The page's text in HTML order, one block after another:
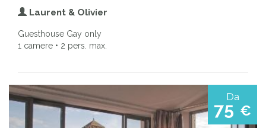
Laurent & Olivier
Guesthouse Gay only
1 camere • 2 pers. max.
Da
75 €